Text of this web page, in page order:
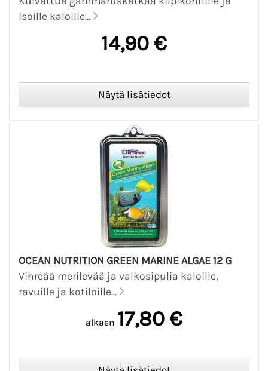
isoille kaloille...
14,90 €
OCEAN NUTRITION GREEN MARINE ALGAE 12 G
Vihreää merilevää ja valkosipulia kaloille,
ravuille ja kotiloille...
alkaen 17,80 €